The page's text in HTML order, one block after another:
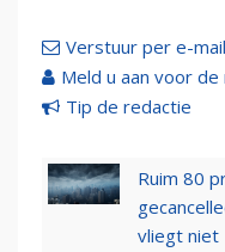
Verstuur per e-mail
Meld u aan voor
Tip de redactie
Ruim 80
vliegt niet